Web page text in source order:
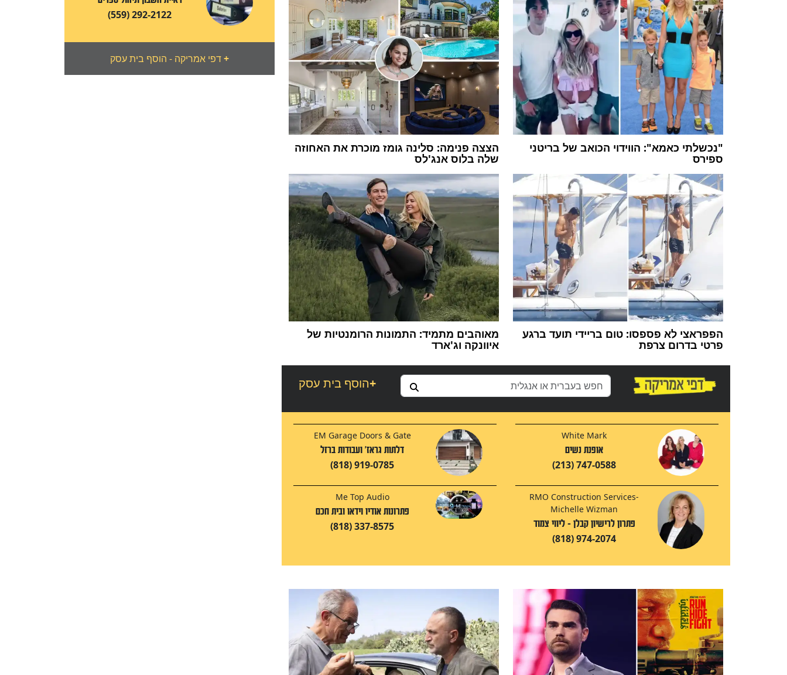
(559) 292-2122
דפי אמריקה - הוסף בית עסק+
הצצה פנימה: סלינה גומז מוכרת את האחוזה
שלה בלוס אנג'לס
"נכשלתי כאמא": הווידוי הכואב של בריטני
ספירס
מאוהבים מתמיד: התמונות הרומנטיות של
איוונקה וג'ארד
הפפראצי לא פספסו: טום בריידי תועד ברגע
פרטי בדרום צרפת
הוסף בית עסק+
EM Garage Doors & Gate
דלתות גראז' ועבודות ברזל‬‎
(818) 919-0785
White Mark
אופנת נשים
(213) 747-0588
Me Top Audio
פתרונות אודיו וידאו ובית חכם
(818) 337-8575
RMO Construction Services-
Michelle Wizman
פתרון לרישיון קבלן - ליווי צמוד
(818) 974-2074